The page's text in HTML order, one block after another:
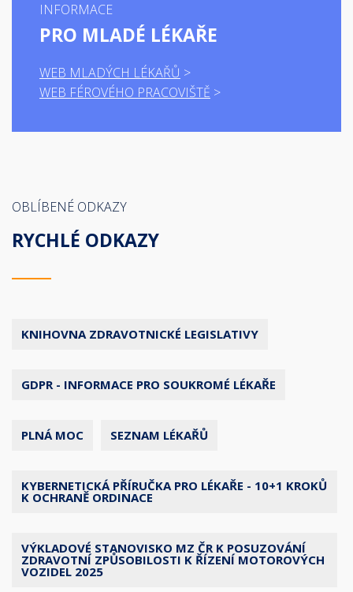
INFORMACE
PRO MLADÉ LÉKAŘE
WEB MLADÝCH LÉKAŘŮ
WEB FÉROVÉHO PRACOVIŠTĚ
OBLÍBENÉ ODKAZY
RYCHLÉ ODKAZY
KNIHOVNA ZDRAVOTNICKÉ LEGISLATIVY
GDPR - INFORMACE PRO SOUKROMÉ LÉKAŘE
PLNÁ MOC SEZNAM LÉKAŘŮ
KYBERNETICKÁ PŘÍRUČKA PRO LÉKAŘE - 10+1 KROKŮ
K OCHRANĚ ORDINACE
VÝKLADOVÉ STANOVISKO MZ ČR K POSUZOVÁNÍ
ZDRAVOTNÍ ZPŮSOBILOSTI K ŘÍZENÍ MOTOROVÝCH
VOZIDEL 2025